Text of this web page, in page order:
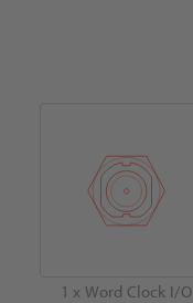
1 x Word Clock I/O